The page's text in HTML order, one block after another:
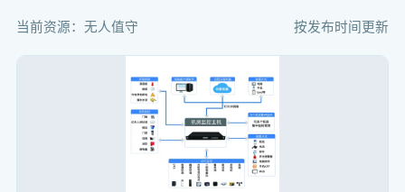
当前资源：无人值守 按发布时间更新